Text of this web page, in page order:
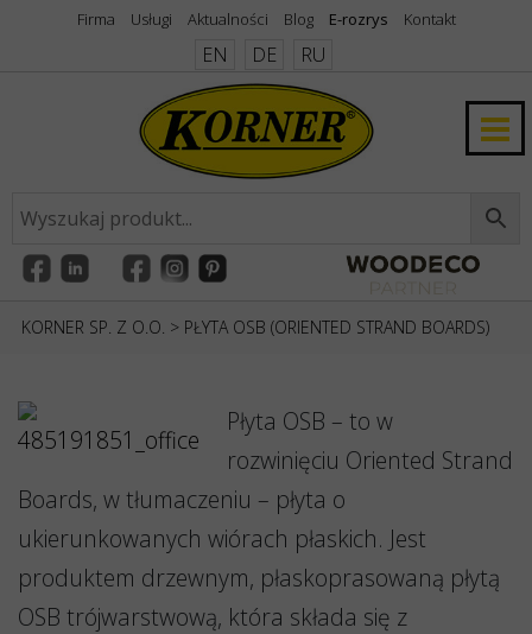
Firma Usługi Aktualności Blog E-rozrys Kontakt
EN DE RU
KORNER SP. Z O.O. > PŁYTA OSB (ORIENTED STRAND BOARDS)
Płyta OSB – to w
rozwinięciu Oriented Strand
Boards, w tłumaczeniu – płyta o
ukierunkowanych wiórach płaskich. Jest
produktem drzewnym, płaskoprasowaną płytą
OSB trójwarstwową, która składa się z